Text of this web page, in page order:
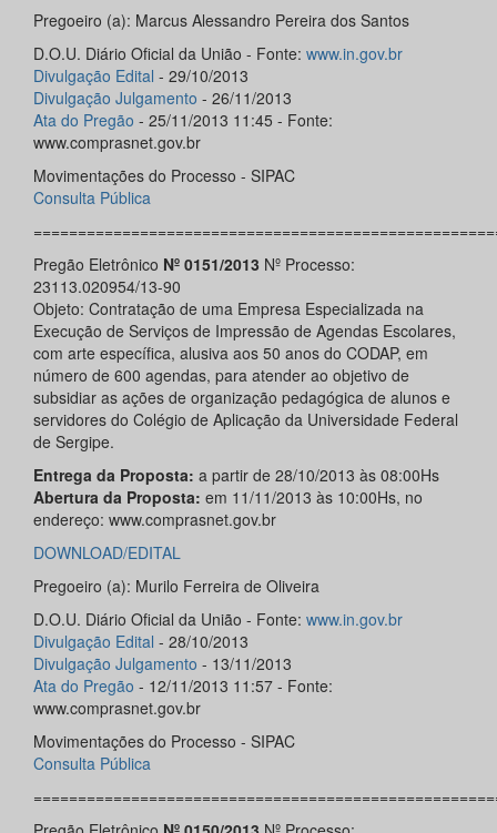
Pregoeiro (a): Marcus Alessandro Pereira dos Santos
D.O.U. Diário Oficial da União - Fonte: www.in.gov.br
Divulgação Edital - 29/10/2013
Divulgação Julgamento - 26/11/2013
Ata do Pregão - 25/11/2013 11:45 - Fonte:
www.comprasnet.gov.br
Movimentações do Processo - SIPAC
Consulta Pública
Pregão Eletrônico Nº 0151/2013 Nº Processo:
23113.020954/13-90
Objeto: Contratação de uma Empresa Especializada na
Execução de Serviços de Impressão de Agendas Escolares,
com arte específica, alusiva aos 50 anos do CODAP, em
número de 600 agendas, para atender ao objetivo de
subsidiar as ações de organização pedagógica de alunos e
servidores do Colégio de Aplicação da Universidade Federal
de Sergipe.
Entrega da Proposta: a partir de 28/10/2013 às 08:00Hs
Abertura da Proposta: em 11/11/2013 às 10:00Hs, no
endereço: www.comprasnet.gov.br
DOWNLOAD/EDITAL
Pregoeiro (a): Murilo Ferreira de Oliveira
D.O.U. Diário Oficial da União - Fonte: www.in.gov.br
Divulgação Edital - 28/10/2013
Divulgação Julgamento - 13/11/2013
Ata do Pregão - 12/11/2013 11:57 - Fonte:
www.comprasnet.gov.br
Movimentações do Processo - SIPAC
Consulta Pública